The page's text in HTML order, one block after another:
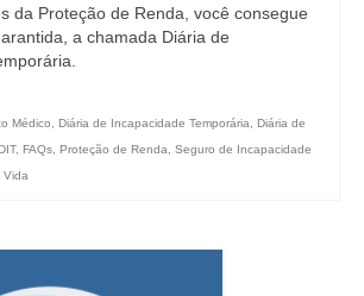
da Proteção de Renda, você consegue
a chamada Diária de
Médico Diária de Incapacidade Temporária
Diária de
, FAQs Proteção de Renda
Seguro de Incapacidade
Vida